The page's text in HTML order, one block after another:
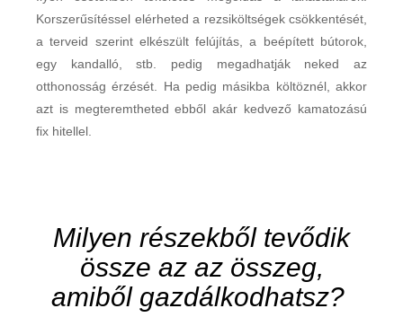
Korszerűsítéssel elérheted a rezsiköltségek csökkentését,
a terveid szerint elkészült felújítás, a beépített bútorok,
egy kandalló, stb. pedig megadhatják neked az
otthonosság érzését. Ha pedig másikba költöznél, akkor
azt is megteremtheted ebből akár kedvező kamatozású
fix hitellel.
Milyen részekből tevődik
össze az az összeg,
amiből gazdálkodhatsz?